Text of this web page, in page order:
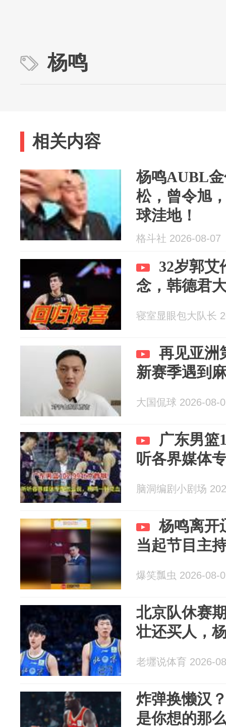
杨鸣
相关内容
杨鸣AUBL
松，曾令旭
球洼地！
格斗社 2026-08-07
32岁郭艾
念，韩德君
寝室显眼包大队长
再见亚洲
新赛季遇到
大国侃球 2026-08-
广东男篮
听各界媒体
脑洞编剧小剧场
杨鸣离开
当起节目主
爆笑瓢虫 2026-08-
北京队休赛
壮还买人，
老壥说体育 2026-
炸弹换懒汉
是你想的那